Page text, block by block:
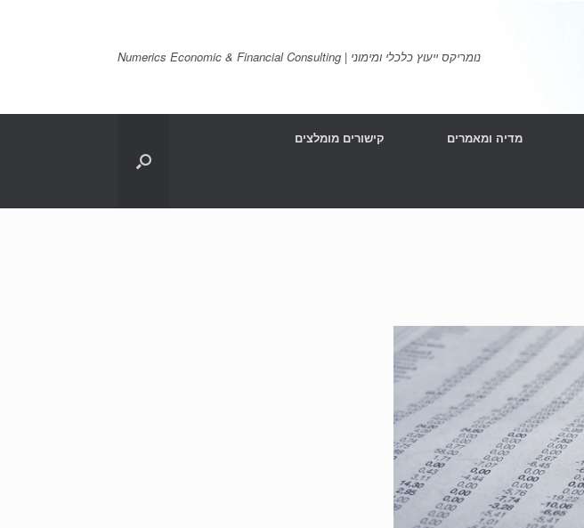
נומריקס ייעוץ כלכלי ומימוני | Numerics Economic & Financial Consulting
מדיה ומאמרים קישורים מומלצים